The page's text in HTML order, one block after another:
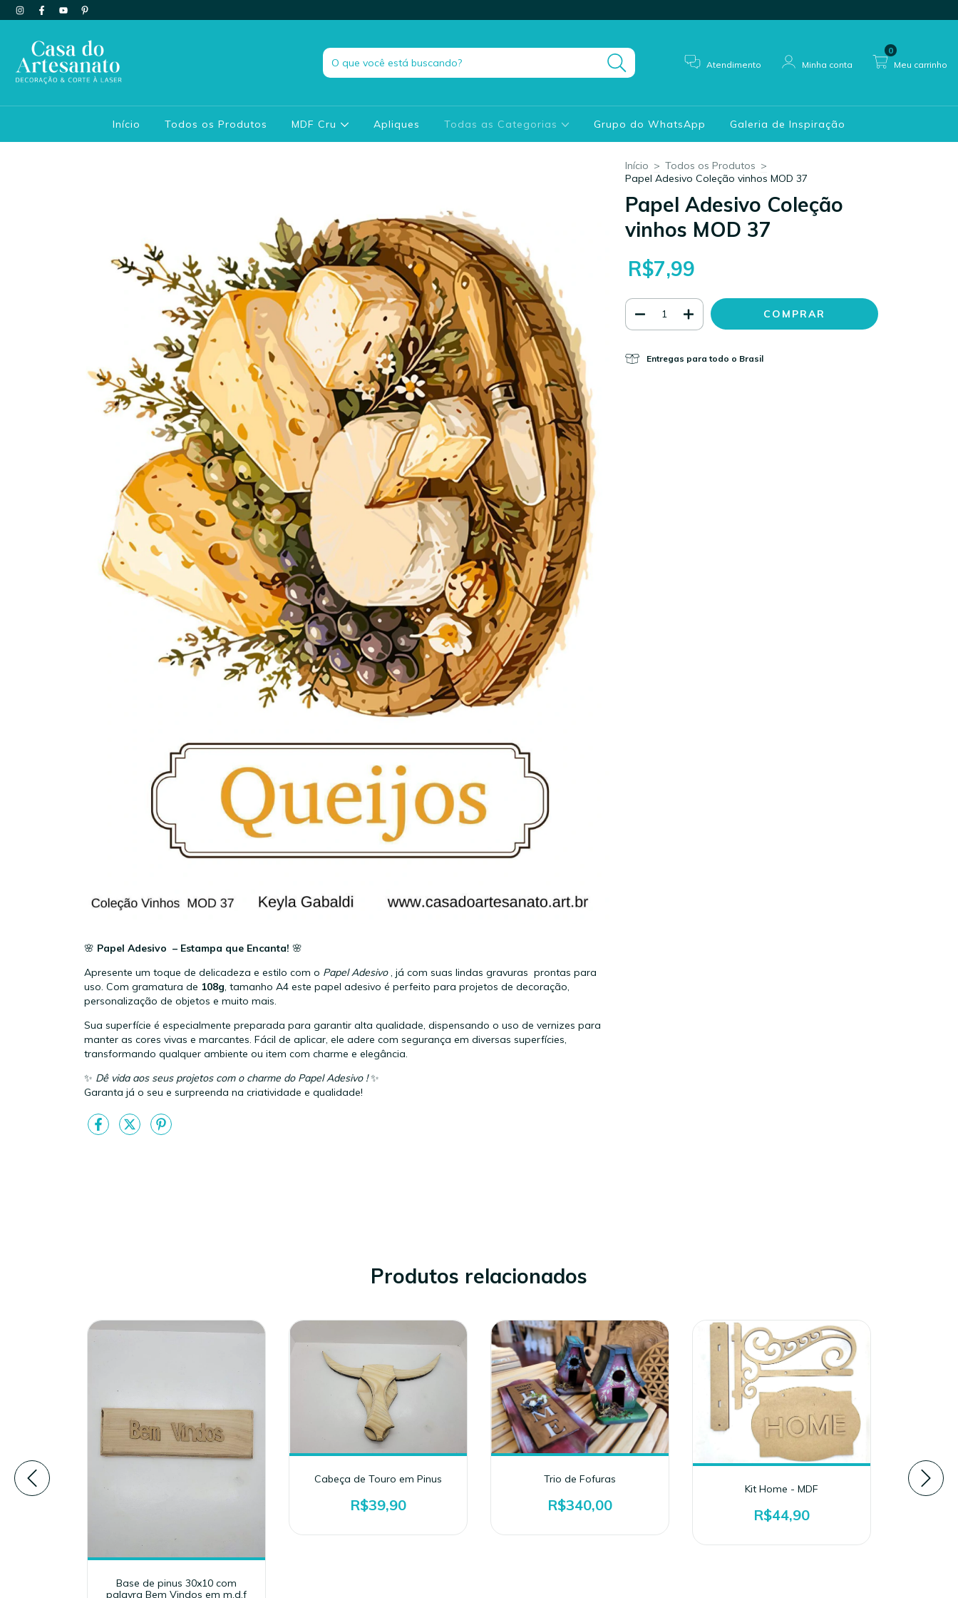
Atendimento Minha conta Meu carrinho
0
Início Todos os Produtos MDF Cru Apliques Todas as Categorias Grupo do WhatsApp Galeria de Inspiração
🌸 Papel Adesivo – Estampa que Encanta! 🌸
Apresente um toque de delicadeza e estilo com o Papel Adesivo, já com suas lindas gravuras prontas para
uso. Com gramatura de 108g, tamanho A4 este papel adesivo é perfeito para projetos de decoração,
personalização de objetos e muito mais.
Sua superfície é especialmente preparada para garantir alta qualidade, dispensando o uso de vernizes para
manter as cores vivas e marcantes. Fácil de aplicar, ele adere com segurança em diversas superfícies,
transformando qualquer ambiente ou item com charme e elegância.
✨ Dê vida aos seus projetos com o charme do Papel Adesivo !✨
Garanta já o seu e surpreenda na criatividade e qualidade!
Início > Todos os Produtos >
Papel Adesivo Coleção vinhos MOD 37
Papel Adesivo Coleção
vinhos MOD 37
R$7,99
Entregas para todo o Brasil
Produtos relacionados
Base de pinus 30x10 com
palavra Bem Vindos em m.d.f
Cabeça de Touro em Pinus
R$39,90
Trio de Fofuras
R$340,00
Kit Home - MDF
R$44,90